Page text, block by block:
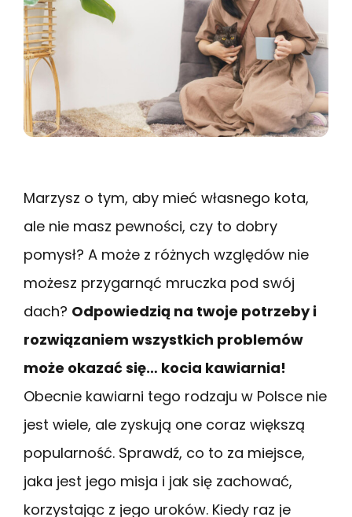
Marzysz o tym, aby mieć własnego kota,
ale nie masz pewności, czy to dobry
pomysł? A może z różnych względów nie
możesz przygarnąć mruczka pod swój
dach? Odpowiedzią na twoje potrzeby i
rozwiązaniem wszystkich problemów
może okazać się… kocia kawiarnia!
Obecnie kawiarni tego rodzaju w Polsce nie
jest wiele, ale zyskują one coraz większą
popularność. Sprawdź, co to za miejsce,
jaka jest jego misja i jak się zachować,
korzystając z jego uroków. Kiedy raz je